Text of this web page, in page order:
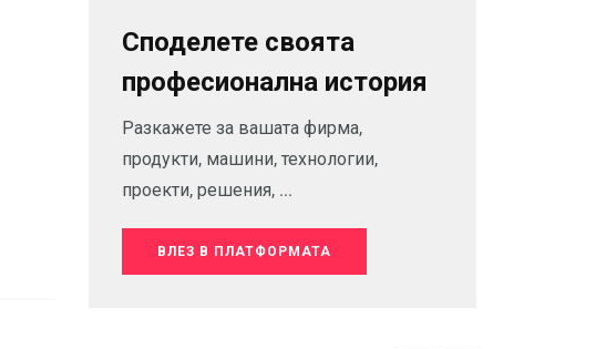
Споделете своята
професионална история
Разкажете за вашата фирма,
продукти, машини, технологии,
проекти, решения, ...
ВЛЕЗ В ПЛАТФОРМАТА